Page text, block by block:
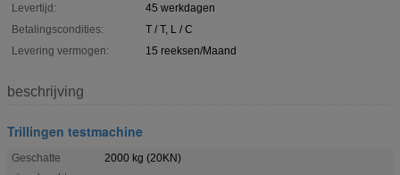
Levertijd:
45 werkdagen
Betalingscondities:
T / T, L / C
Levering vermogen:
15 reeksen/Maand
beschrijving
Trillingen testmachine
Geschatte
2000 kg (20KN)